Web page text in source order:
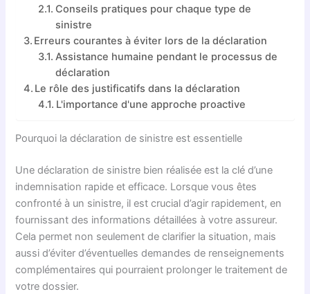
Conseils pratiques pour chaque type de
sinistre
Erreurs courantes à éviter lors de la déclaration
Assistance humaine pendant le processus de
déclaration
Le rôle des justificatifs dans la déclaration
L'importance d'une approche proactive
Pourquoi la déclaration de sinistre est essentielle
Une déclaration de sinistre bien réalisée est la clé d’une
indemnisation rapide et efficace. Lorsque vous êtes
confronté à un sinistre, il est crucial d’agir rapidement, en
fournissant des informations détaillées à votre assureur.
Cela permet non seulement de clarifier la situation, mais
aussi d’éviter d’éventuelles demandes de renseignements
complémentaires qui pourraient prolonger le traitement de
votre dossier.